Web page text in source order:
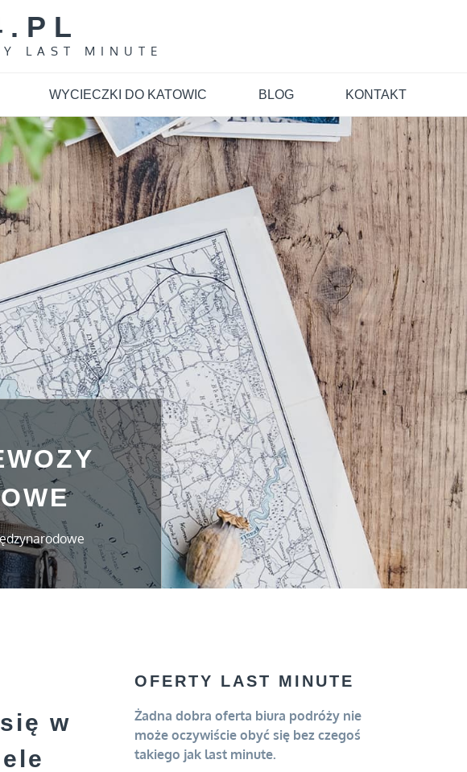
LAST MINUTE
WYCIECZKI DO KATOWIC BLOG KONTAKT
w
OFERTY LAST MINUTE
Żadna dobra oferta biura podróży nie
może oczywiście obyć się bez czegoś
takiego jak last minute.